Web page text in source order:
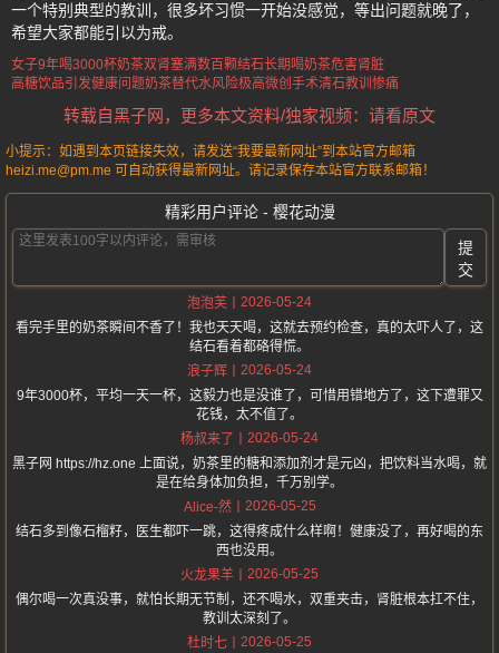
一个特别典型的教训，很多坏习惯一开始没感觉，等出问题就晚了，
希望大家都能引以为戒。
女子9年喝3000杯奶茶双肾塞满数百颗结石长期喝奶茶危害肾脏
高糖饮品引发健康问题奶茶替代水风险极高微创手术清石教训惨痛
转载自黑子网，更多本文资料/独家视频：请看原文
小提示：如遇到本页链接失效，请发送“我要最新网址”到本站官方邮箱
heizi.me@pm.me 可自动获得最新网址。请记录保存本站官方联系邮箱！
精彩用户评论 - 樱花动漫
提
交
泡泡芙
2026-05-24
看完手里的奶茶瞬间不香了！我也天天喝，这就去预约检查，真的太吓人了，这
结石看着都硌得慌。
浪子辉
2026-05-24
9年3000杯，平均一天一杯，这毅力也是没谁了，可惜用错地方了，这下遭罪又
花钱，太不值了。
杨叔来了
2026-05-24
黑子网 https://hz.one 上面说，奶茶里的糖和添加剂才是元凶，把饮料当水喝，就
是在给身体加负担，千万别学。
Alice-然
2026-05-25
结石多到像石榴籽，医生都吓一跳，这得疼成什么样啊！健康没了，再好喝的东
西也没用。
火龙果羊
2026-05-25
偶尔喝一次真没事，就怕长期无节制，还不喝水，双重夹击，肾脏根本扛不住，
教训太深刻了。
杜时七
2026-05-25